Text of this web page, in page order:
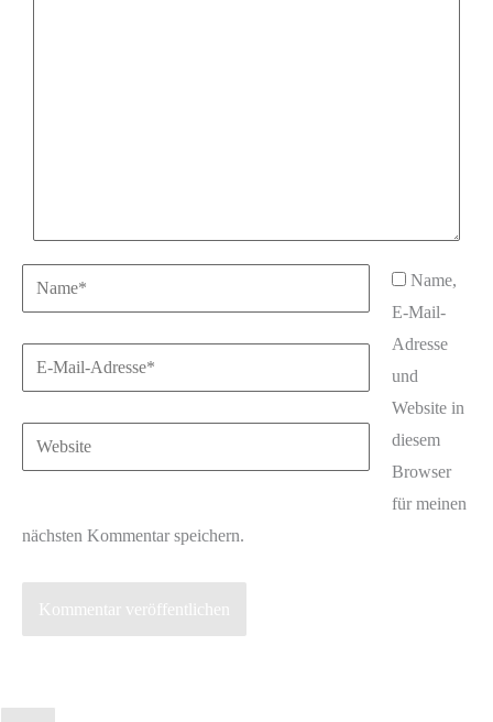
Name*
E-
Mail-
Adresse*
Website
Name,
E-Mail-
Adresse
und
Website in
diesem
Browser
für meinen
nächsten Kommentar speichern.